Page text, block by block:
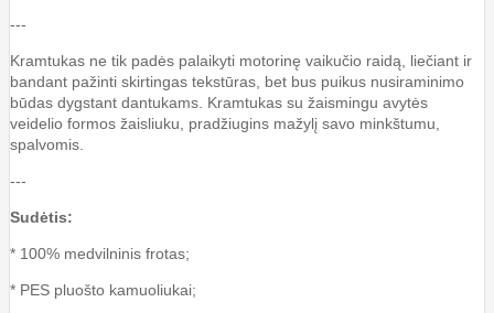
---
Kramtukas ne tik padės palaikyti motorinę vaikučio raidą, liečiant ir
bandant pažinti skirtingas tekstūras, bet bus puikus nusiraminimo
būdas dygstant dantukams. Kramtukas su žaismingu avytės
veidelio formos žaisliuku, pradžiugins mažylį savo minkštumu,
spalvomis.
---
Sudėtis:
* 100% medvilninis frotas;
* PES pluošto kamuoliukai;